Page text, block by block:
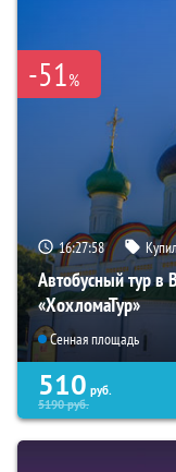
-51%
16:27:57
Автобусный тур в
«ХохломаТур»
Сенная площадь
510 руб.
5190руб.